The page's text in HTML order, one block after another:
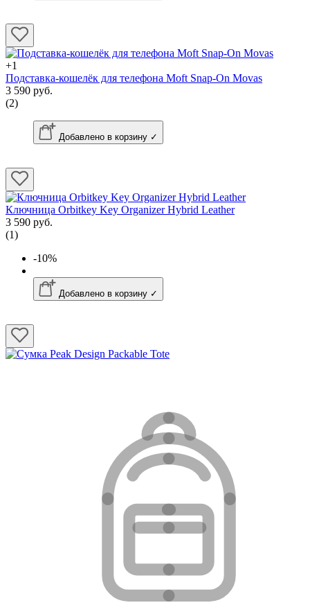
+1
Подставка-кошелёк для телефона Moft Snap-On Movas
3 590 руб.
(2)
Добавлено в корзину ✓
Ключница Orbitkey Key Organizer Hybrid Leather
3 590 руб.
(1)
-10%
Добавлено в корзину ✓